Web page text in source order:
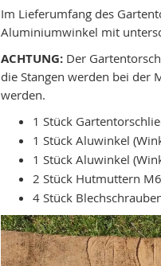
Im Lieferumfang des
Aluminiumwinkel mit
ACHTUNG:Der
die Stangen werden bei der
werden.
1 Stück
1 Stück Aluwinkel
1 Stück Aluwinkel
2 Stück Hutmuttern M6
4 Stück